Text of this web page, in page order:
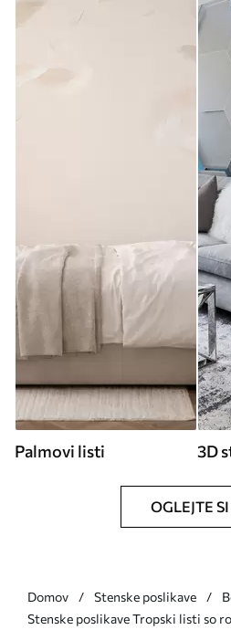
Palmovi listi 3D
OGLEJTE
Domov Stenske poslikave
Stenske poslikave Tropski listi so